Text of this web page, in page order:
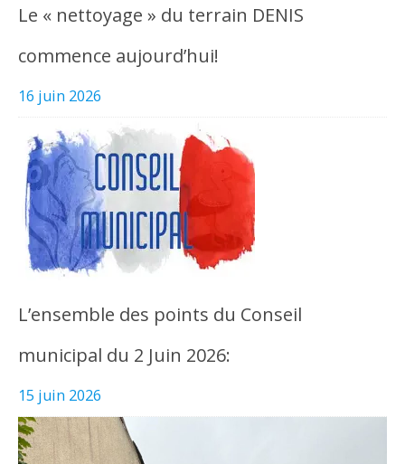
Le « nettoyage » du terrain DENIS
commence aujourd’hui!
16 juin 2026
L’ensemble des points du Conseil
municipal du 2 Juin 2026:
15 juin 2026